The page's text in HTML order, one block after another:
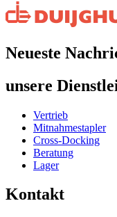
Neueste
unsere
Vertrieb
Mitnahmestapler
Cross-Docking
Beratung
Lager
Kontakt